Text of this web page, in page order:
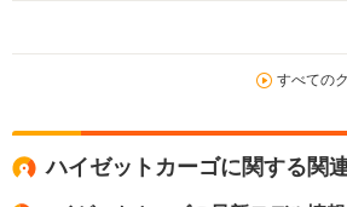
すべての
ハイゼットカーゴに関する関